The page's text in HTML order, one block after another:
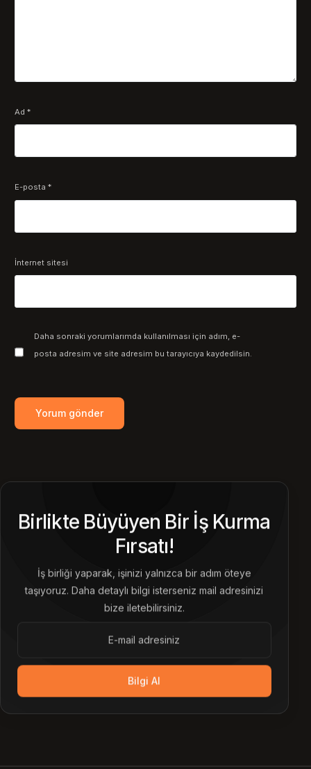
Ad*
E-posta*
İnternet sitesi
Daha sonraki yorumlarımda kullanılması için adım, e-
posta adresim ve site adresim bu tarayıcıya kaydedilsin.
Birlikte Büyüyen Bir İş Kurma
Fırsatı!
İş birliği yaparak, işinizi yalnızca bir adım öteye
taşıyoruz. Daha detaylı bilgi isterseniz mail adresinizi
bize iletebilirsiniz.
Bilgi Al